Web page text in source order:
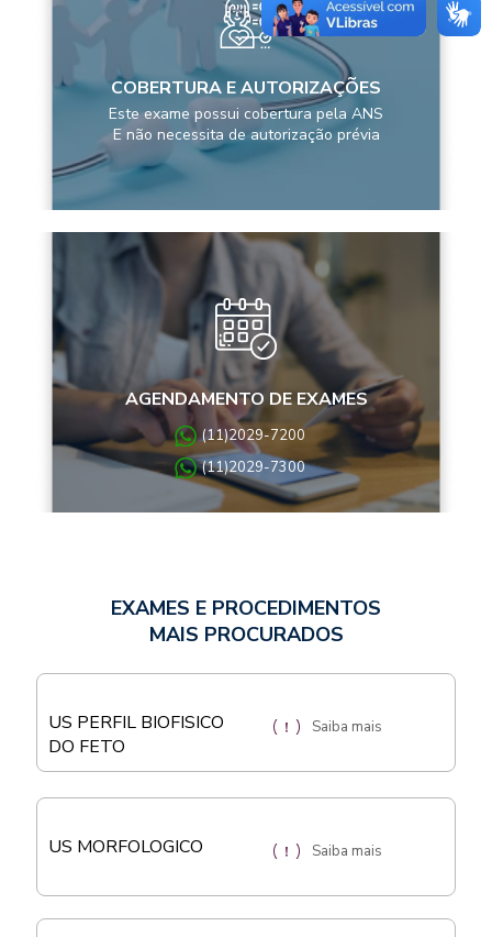
COBERTURA E AUTORIZAÇÕES
Este exame possui cobertura pela ANS
E não necessita de autorização prévia
AGENDAMENTO DE EXAMES
(11)2029-7200
(11)2029-7300
EXAMES E PROCEDIMENTOS
MAIS PROCURADOS
US PERFIL BIOFISICO
DO FETO
Saiba mais
US MORFOLOGICO Saiba mais